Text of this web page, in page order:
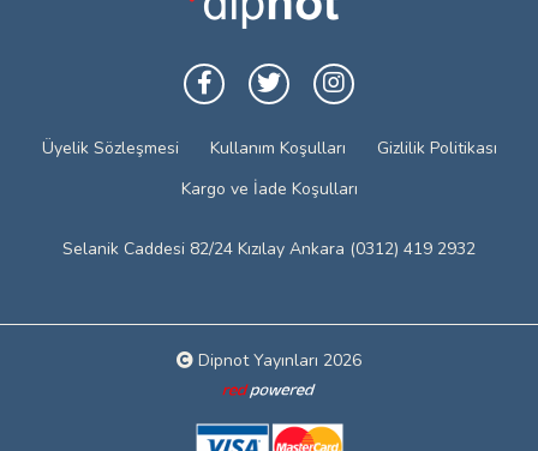
Üyelik Sözleşmesi Kullanım Koşulları
Gizlilik Politikası
Kargo ve İade Koşulları
Selanik Caddesi 82/24 Kızılay Ankara (0312) 419 2932
Dipnot Yayınları 2026